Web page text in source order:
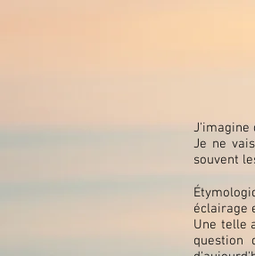
J'imagine
Je ne
souvent
éclairage
Une telle
question